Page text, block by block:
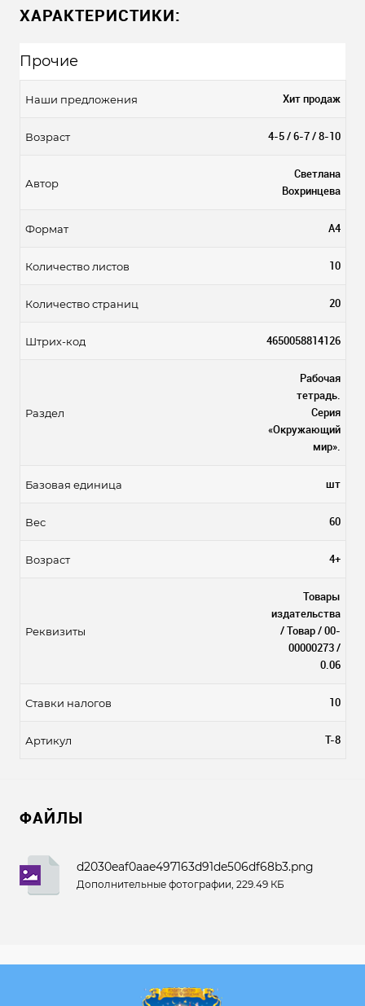
ХАРАКТЕРИСТИКИ:
Прочие
Наши предложения Хит продаж
Возраст 4-5 / 6-7 / 8-10
Автор
Светлана
Вохринцева
Формат А4
Количество листов 10
Количество страниц 20
Штрих-код 4650058814126
Раздел
Рабочая
тетрадь.
Серия
«Окружающий
мир».
Базовая единица шт
Вес 60
Возраст 4+
Реквизиты
Товары
издательства
/ Товар / 00-
00000273 /
0.06
Ставки налогов 10
Артикул Т-8
ФАЙЛЫ
d2030eaf0aae497163d91de506df68b3.png
Дополнительные фотографии, 229.49 КБ